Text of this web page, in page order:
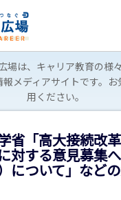
場は、キャリア教育の様
報メディアサイトです。
用ください。
省「高大接続改
対する意見募集
について」など